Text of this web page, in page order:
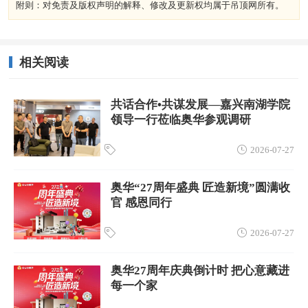
附则：对免责及版权声明的解释、修改及更新权均属于吊顶网所有。
相关阅读
共话合作•共谋发展—嘉兴南湖学院
领导一行莅临奥华参观调研
2026-07-27
奥华“27周年盛典 匠造新境”圆满收
官 感恩同行
2026-07-27
奥华27周年庆典倒计时 把心意藏进
每一个家